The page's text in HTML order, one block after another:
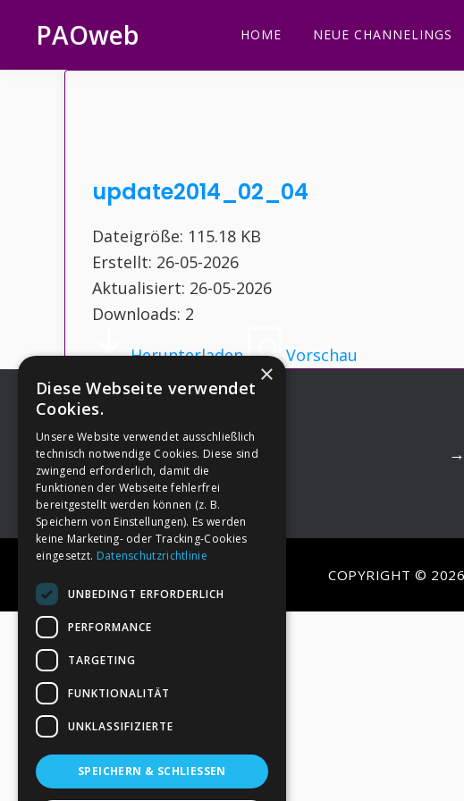
Hauptnavigation
springen
Inhalt
springen
Seitenspalte
springen
Fußzeile
springen
PAOweb HOME NEUE CHANNELINGS
update2014_02_04
Dateigröße: 115.18 KB
Erstellt: 26-05-2026
Aktualisiert: 26-05-2026
Downloads: 2
Herunterladen
Vorschau
Footer →Deine Spende →
COPYRIGHT © 2026
×
Diese Webseite verwendet
Cookies.
Unsere Website verwendet ausschließlich
technisch notwendige Cookies. Diese sind
zwingend erforderlich, damit die
Funktionen der Webseite fehlerfrei
bereitgestellt werden können (z. B.
Speichern von Einstellungen). Es werden
keine Marketing- oder Tracking-Cookies
eingesetzt. Datenschutzrichtlinie
UNBEDINGT ERFORDERLICH
PERFORMANCE
TARGETING
FUNKTIONALITÄT
UNKLASSIFIZIERTE
SPEICHERN & SCHLIESSEN